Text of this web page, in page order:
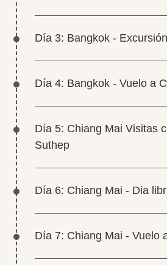
Día 3: Bangkok -
Día 4: Bangkok - Vuelo a
Día 5: Chiang Mai Visitas
Suthep
Día 6: Chiang Mai - Dia
Día 7: Chiang Mai - Vuelo